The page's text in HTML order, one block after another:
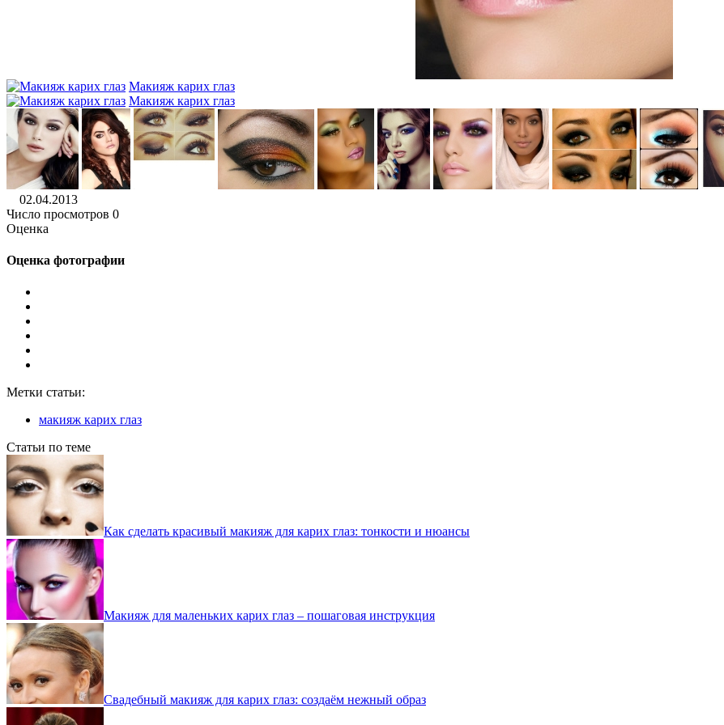
Макияж карих глаз
Макияж карих глаз
02.04.2013
Число просмотров 0
Оценка
Оценка фотографии
Метки статьи:
макияж карих глаз
Статьи по теме
Как сделать красивый макияж для карих глаз: тонкости и нюансы
Макияж для маленьких карих глаз – пошаговая инструкция
Свадебный макияж для карих глаз: создаём нежный образ